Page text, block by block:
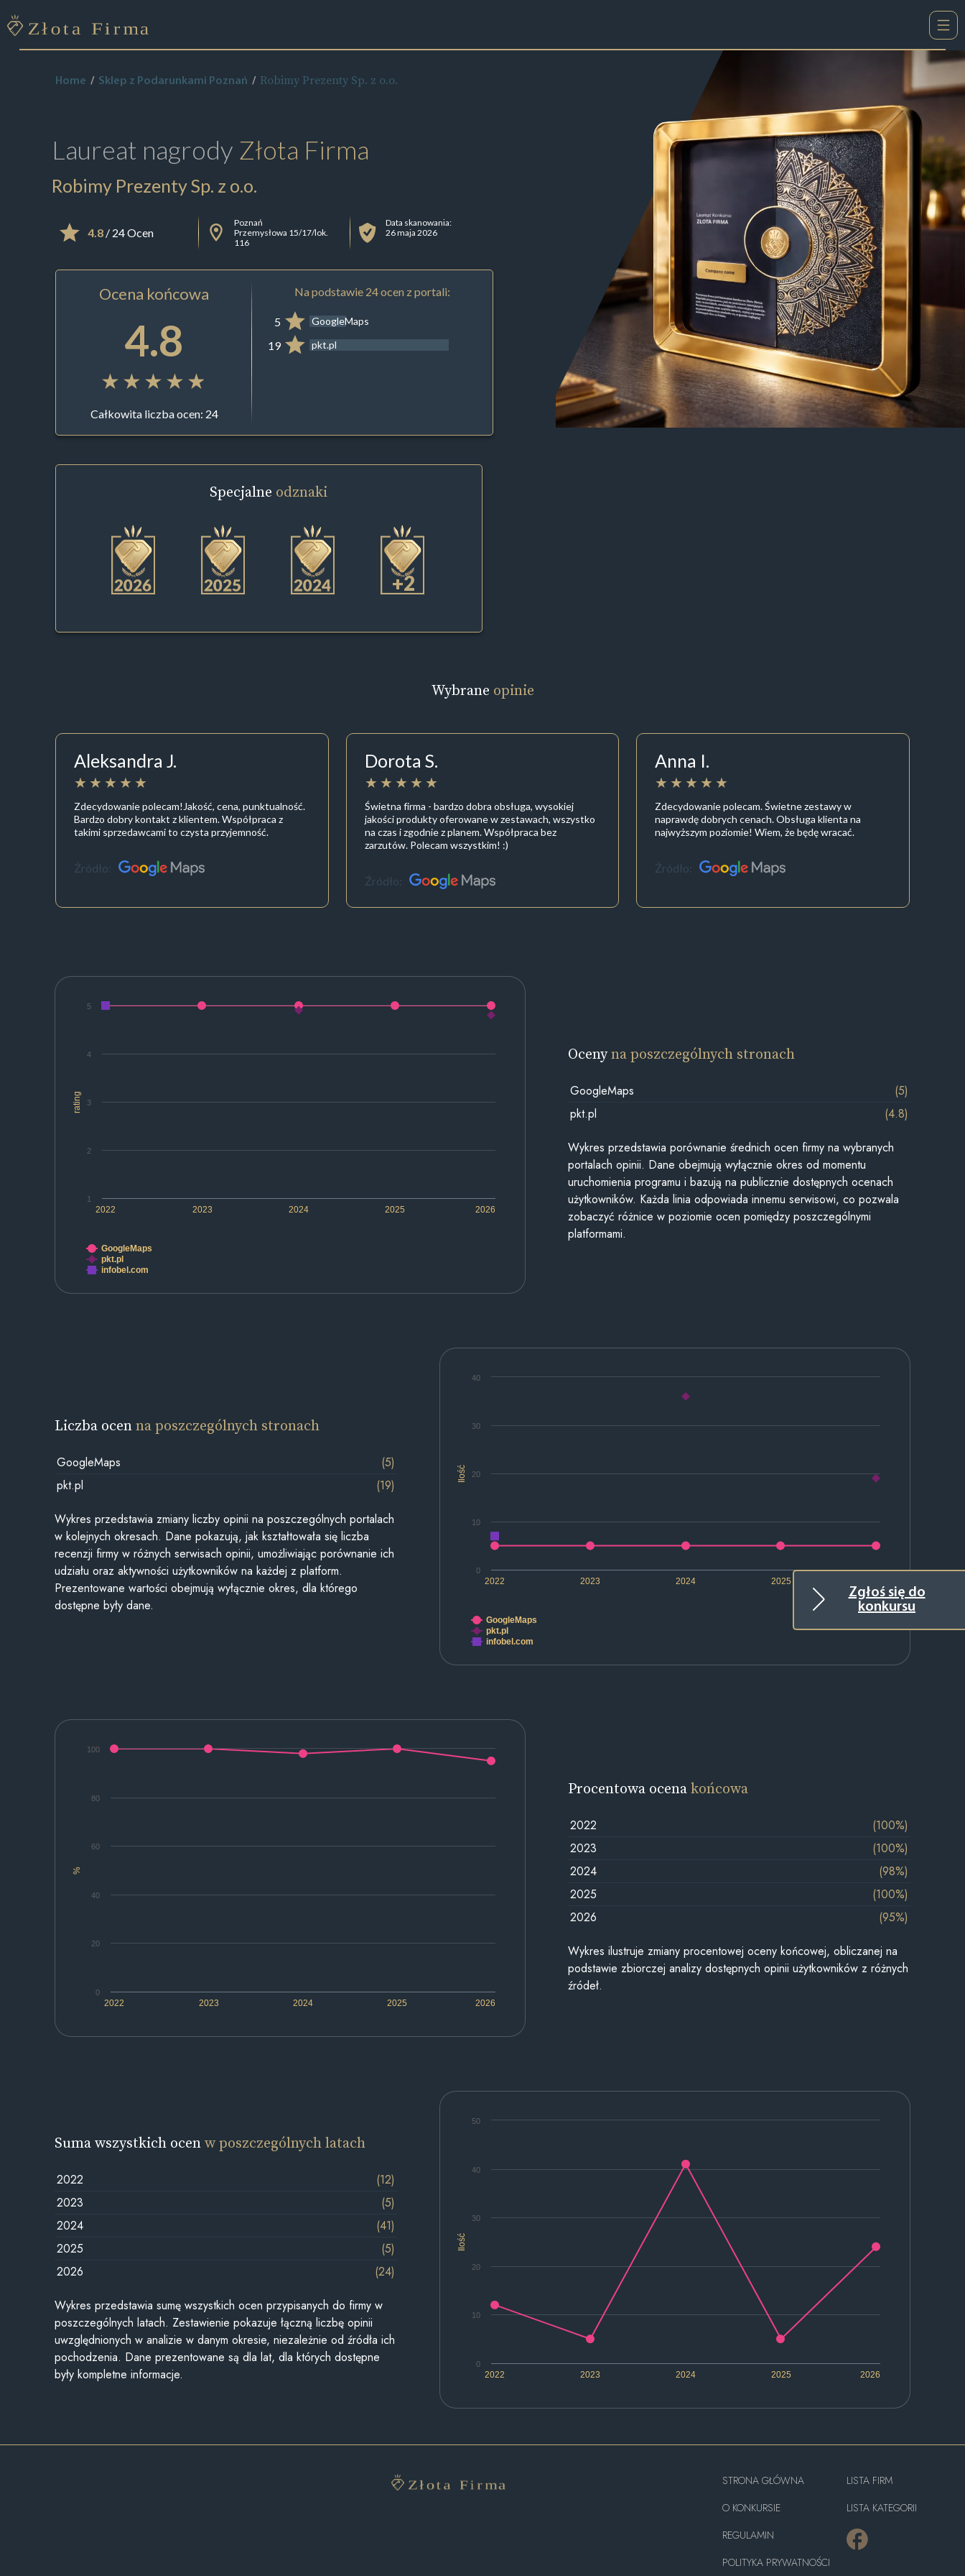
Zgłoś się do
konkursu
Home Sklep z Podarunkami Poznań Robimy Prezenty Sp. z o.o.
Laureat nagrody Złota Firma
Robimy Prezenty Sp. z o.o.
4.8/ 24 Ocen
Poznań
Przemysłowa 15/17/lok.
116
Data skanowania:
26 maja 2026
Ocena końcowa
4.8
Całkowita liczba ocen: 24
Na podstawie 24 ocen z portali:
5 GoogleMaps
19 pkt.pl
Specjalne odznaki
+2
Wybrane opinie
Aleksandra J.
Zdecydowanie polecam!Jakość, cena, punktualność.
Bardzo dobry kontakt z klientem. Współpraca z
takimi sprzedawcami to czysta przyjemność.
Źródło:
Dorota S.
Świetna firma - bardzo dobra obsługa, wysokiej
jakości produkty oferowane w zestawach, wszystko
na czas i zgodnie z planem. Współpraca bez
zarzutów. Polecam wszystkim! :)
Źródło:
Anna I.
Zdecydowanie polecam. Świetne zestawy w
naprawdę dobrych cenach. Obsługa klienta na
najwyższym poziomie! Wiem, że będę wracać.
Źródło:
rating
2022 2023 2024 2025 2026
1
2
3
4
5
GoogleMaps
pkt.pl
infobel.com
Ocenyna poszczególnych stronach
GoogleMaps
(5)
pkt.pl
(4.8)
Wykres przedstawia porównanie średnich ocen firmy na wybranych
portalach opinii. Dane obejmują wyłącznie okres od momentu
uruchomienia programu i bazują na publicznie dostępnych ocenach
użytkowników. Każda linia odpowiada innemu serwisowi, co pozwala
zobaczyć różnice w poziomie ocen pomiędzy poszczególnymi
platformami.
Ilość
2022 2023 2024 2025
0
10
20
30
40
GoogleMaps
pkt.pl
infobel.com
Liczba ocenna poszczególnych stronach
GoogleMaps
(5)
pkt.pl
(19)
Wykres przedstawia zmiany liczby opinii na poszczególnych portalach
w kolejnych okresach. Dane pokazują, jak kształtowała się liczba
recenzji firmy w różnych serwisach opinii, umożliwiając porównanie ich
udziału oraz aktywności użytkowników na każdej z platform.
Prezentowane wartości obejmują wyłącznie okres, dla którego
dostępne były dane.
%
2022 2023 2024 2025 2026
0
20
40
60
80
100
Procentowa ocenakońcowa
2022
(100%)
2023
(100%)
2024
(98%)
2025
(100%)
2026
(95%)
Wykres ilustruje zmiany procentowej oceny końcowej, obliczanej na
podstawie zbiorczej analizy dostępnych opinii użytkowników z różnych
źródeł.
Ilość
2022 2023 2024 2025 2026
0
10
20
30
40
50
Suma wszystkich ocenw poszczególnych latach
2022
(12)
2023
(5)
2024
(41)
2025
(5)
2026
(24)
Wykres przedstawia sumę wszystkich ocen przypisanych do firmy w
poszczególnych latach. Zestawienie pokazuje łączną liczbę opinii
uwzględnionych w analizie w danym okresie, niezależnie od źródła ich
pochodzenia. Dane prezentowane są dla lat, dla których dostępne
były kompletne informacje.
STRONA GŁÓWNA
O KONKURSIE
REGULAMIN
POLITYKA PRYWATNOŚCI
LISTA FIRM
LISTA KATEGORII